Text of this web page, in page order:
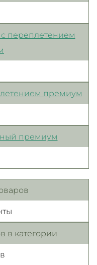
переплетением
премиум
премиум
в категории